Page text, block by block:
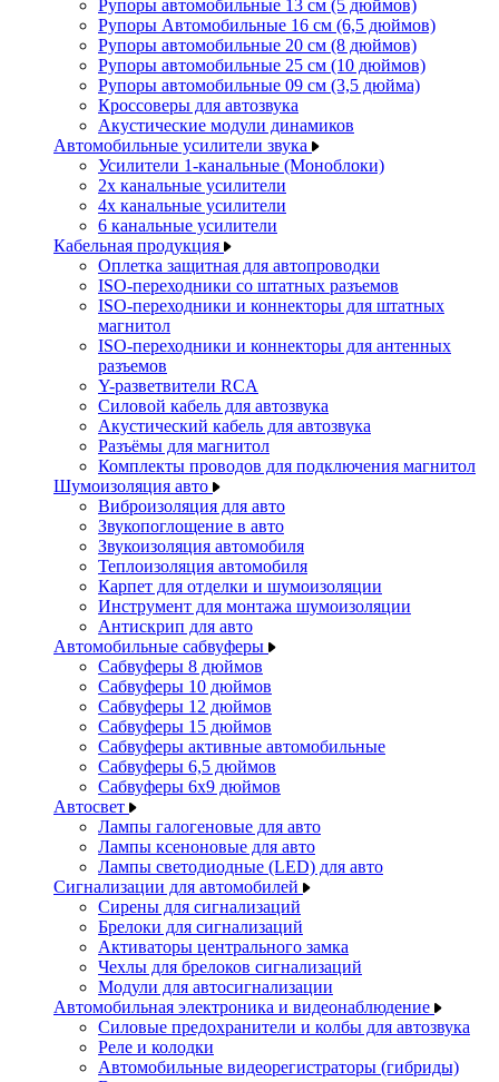
Рупоры автомобильные 13 см (5 дюймов)
Рупоры Автомобильные 16 см (6,5 дюймов)
Рупоры автомобильные 20 см (8 дюймов)
Рупоры автомобильные 25 см (10 дюймов)
Рупоры автомобильные 09 см (3,5 дюйма)
Кроссоверы для автозвука
Акустические модули динамиков
Автомобильные усилители звука
Усилители 1-канальные (Моноблоки)
2х канальные усилители
4х канальные усилители
6 канальные усилители
Кабельная продукция
Оплетка защитная для автопроводки
ISO-переходники со штатных разъемов
ISO-переходники и коннекторы для штатных
магнитол
ISO-переходники и коннекторы для антенных
разъемов
Y-разветвители RCA
Силовой кабель для автозвука
Акустический кабель для автозвука
Разъёмы для магнитол
Комплекты проводов для подключения магнитол
Шумоизоляция авто
Виброизоляция для авто
Звукопоглощение в авто
Звукоизоляция автомобиля
Теплоизоляция автомобиля
Карпет для отделки и шумоизоляции
Инструмент для монтажа шумоизоляции
Антискрип для авто
Автомобильные сабвуферы
Сабвуферы 8 дюймов
Сабвуферы 10 дюймов
Сабвуферы 12 дюймов
Сабвуферы 15 дюймов
Сабвуферы активные автомобильные
Сабвуферы 6,5 дюймов
Сабвуферы 6x9 дюймов
Автосвет
Лампы галогеновые для авто
Лампы ксеноновые для авто
Лампы светодиодные (LED) для авто
Сигнализации для автомобилей
Сирены для сигнализаций
Брелоки для сигнализаций
Активаторы центрального замка
Чехлы для брелоков сигнализаций
Модули для автосигнализации
Автомобильная электроника и видеонаблюдение
Силовые предохранители и колбы для автозвука
Реле и колодки
Автомобильные видеорегистраторы (гибриды)